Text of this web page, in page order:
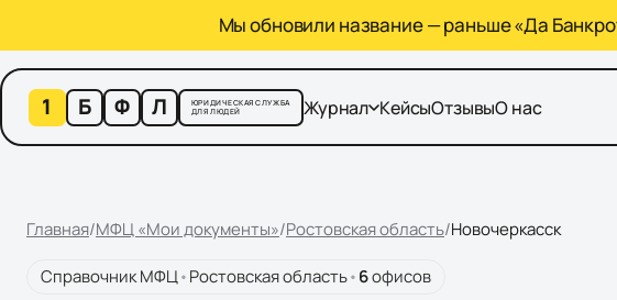
Мы обновили название — раньше «Да
1 Б Ф Л
ЮРИДИЧЕСКАЯ СЛУЖБА
ДЛЯ ЛЮДЕЙ
Журнал КейсыОтзывыО нас
Главная/МФЦ «Мои документы»/Ростовская область/Новочеркасск
Справочник МФЦ•Ростовская область•6офисов